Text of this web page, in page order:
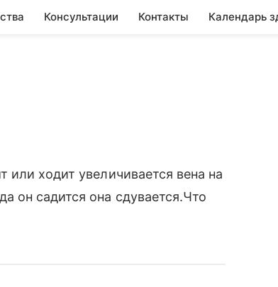
Консультации Контакты Календарь
или ходит увеличивается вена на
он садится она сдувается.Что